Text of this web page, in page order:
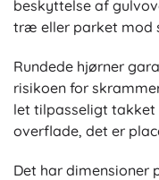
beskyttelse af
træ eller parket mod
Rundede hjørner
risikoen for
let tilpasseligt
overflade, det er
Det har dimensioner